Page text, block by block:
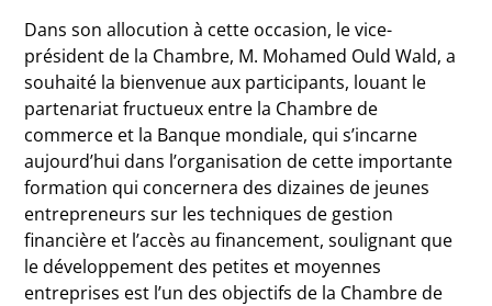
Dans son allocution à cette occasion, le vice-
président de la Chambre, M. Mohamed Ould Wald, a
souhaité la bienvenue aux participants, louant le
partenariat fructueux entre la Chambre de
commerce et la Banque mondiale, qui s’incarne
aujourd’hui dans l’organisation de cette importante
formation qui concernera des dizaines de jeunes
entrepreneurs sur les techniques de gestion
financière et l’accès au financement, soulignant que
le développement des petites et moyennes
entreprises est l’un des objectifs de la Chambre de